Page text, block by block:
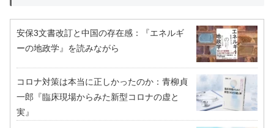
安保3文書改訂と中国の存在感：『エネルギ
ーの地政学』を読みながら
コロナ対策は本当に正しかったのか：青柳貞
一郎『臨床現場からみた新型コロナの虚と
実』